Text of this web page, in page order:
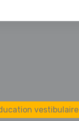
vestibulaire